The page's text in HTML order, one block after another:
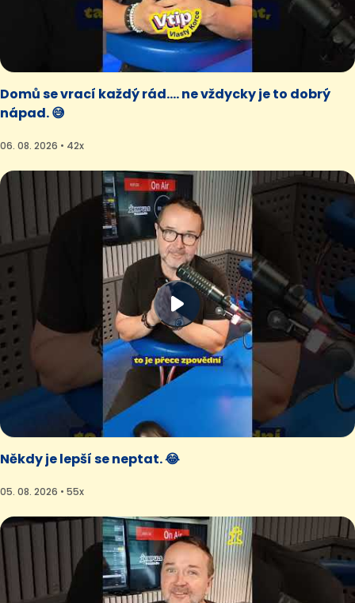
Domů se vrací každý rád.... ne vždycky je to dobrý
nápad. 😅
06. 08. 2026 • 42x
Někdy je lepší se neptat. 😂
05. 08. 2026 • 55x